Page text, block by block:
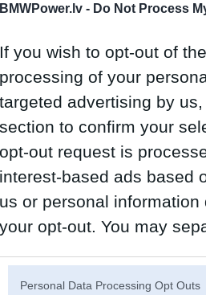
BMWPower.lv - Do Not Process
If you wish to opt-out of
processing of your
targeted advertising by
section to confirm your
opt-out request is
interest-based ads based
us or personal
your opt-out. You may
Personal Data Processing Opt Outs